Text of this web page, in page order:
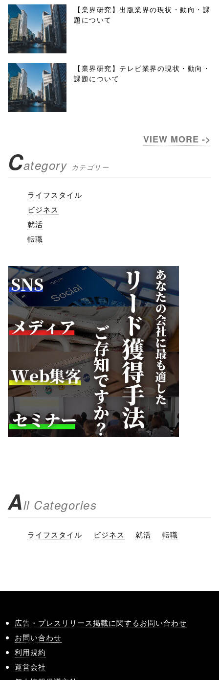
【業界研究】出版業界の現状・動向・課
題について
【業界研究】テレビ業界の現状・動向・
課題について
VIEW MORE ->
Category カテゴリー
ライフスタイル
ビジネス
就活
転職
All Categories
ライフスタイル ビジネス 就活 転職
広告・プレスリリース掲載に関するお問い合わせ
お問い合わせ
利用規約
運営会社